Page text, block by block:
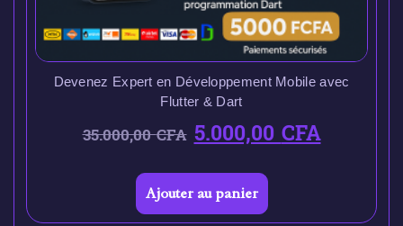
Devenez Expert en Développement Mobile avec
Flutter & Dart
35.000,00CFA 5.000,00CFA
Ajouter au panier